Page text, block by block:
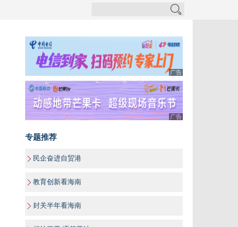
广告
广告
专题推荐
民企奋进自贸港
教育创新看海南
封关半年看海南